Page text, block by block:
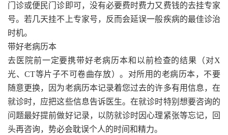
门诊或便民门诊即可，没有必要费时费力又费钱的去挂专家
号。若几天挂不上专家号，反而会延误一般疾病的最佳诊治
时机。
带好老病历本
去医院前一定要携带好老病历本和以前检查的结果（对X
光、CT等片子不可卷曲存放）。对所用的老病历本，不要
随意更换，因为老病历本记录着您过去的许多有用信息，在
就诊时，应把这些信息告诉医生。在就诊时特别想要咨询的
问题最好提前做好记录，以防就诊时因心理紧张等忘记，回
头再咨询，势必会耽误个人的时间和精力。